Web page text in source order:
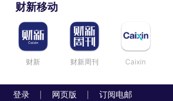
财新移动
财新 财新周刊 Caixin
登录 网页版 订阅电邮